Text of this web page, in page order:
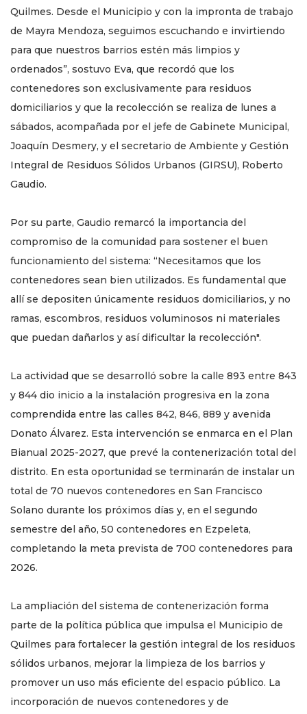
Quilmes. Desde el Municipio y con la impronta de trabajo
de Mayra Mendoza, seguimos escuchando e invirtiendo
para que nuestros barrios estén más limpios y
ordenados”, sostuvo Eva, que recordó que los
contenedores son exclusivamente para residuos
domiciliarios y que la recolección se realiza de lunes a
sábados, acompañada por el jefe de Gabinete Municipal,
Joaquín Desmery, y el secretario de Ambiente y Gestión
Integral de Residuos Sólidos Urbanos (GIRSU), Roberto
Gaudio.
Por su parte, Gaudio remarcó la importancia del
compromiso de la comunidad para sostener el buen
funcionamiento del sistema: “Necesitamos que los
contenedores sean bien utilizados. Es fundamental que
allí se depositen únicamente residuos domiciliarios, y no
ramas, escombros, residuos voluminosos ni materiales
que puedan dañarlos y así dificultar la recolección".
La actividad que se desarrolló sobre la calle 893 entre 843
y 844 dio inicio a la instalación progresiva en la zona
comprendida entre las calles 842, 846, 889 y avenida
Donato Álvarez. Esta intervención se enmarca en el Plan
Bianual 2025-2027, que prevé la contenerización total del
distrito. En esta oportunidad se terminarán de instalar un
total de 70 nuevos contenedores en San Francisco
Solano durante los próximos días y, en el segundo
semestre del año, 50 contenedores en Ezpeleta,
completando la meta prevista de 700 contenedores para
2026.
La ampliación del sistema de contenerización forma
parte de la política pública que impulsa el Municipio de
Quilmes para fortalecer la gestión integral de los residuos
sólidos urbanos, mejorar la limpieza de los barrios y
promover un uso más eficiente del espacio público. La
incorporación de nuevos contenedores y de